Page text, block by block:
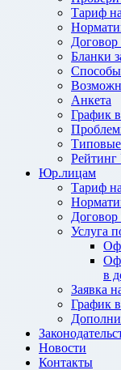
Тариф
Бланки
Анкета
График
Юр.лицам
Тариф
Услуга
в
Заявка
График
Новости
Контакты